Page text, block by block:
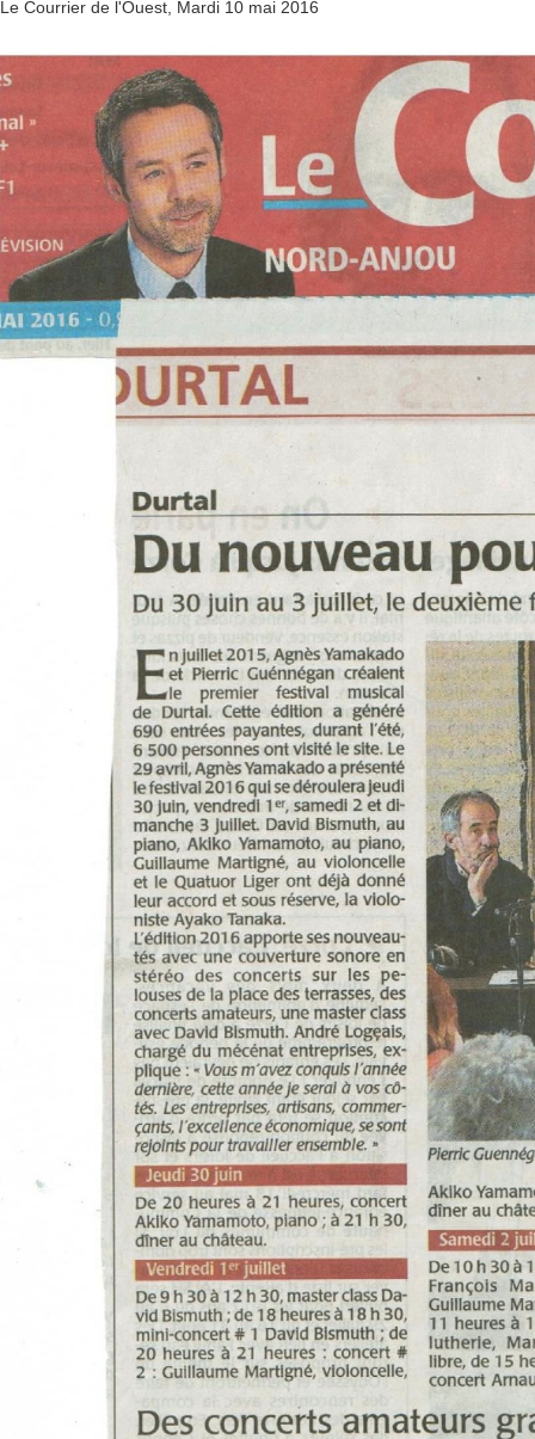
Le Courrier de l'Ouest, Mardi 10 mai 2016